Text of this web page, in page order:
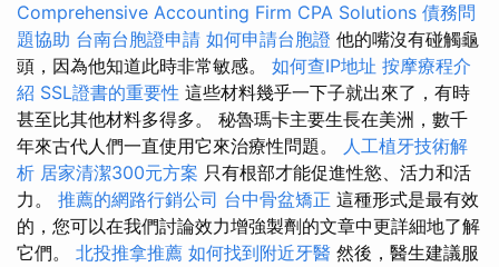
Comprehensive Accounting Firm CPA Solutions 債務問
題協助 台南台胞證申請 如何申請台胞證 他的嘴沒有碰觸龜
頭，因為他知道此時非常敏感。 如何查IP地址 按摩療程介
紹 SSL證書的重要性 這些材料幾乎一下子就出來了，有時
甚至比其他材料多得多。 秘魯瑪卡主要生長在美洲，數千
年來古代人們一直使用它來治療性問題。 人工植牙技術解
析 居家清潔300元方案 只有根部才能促進性慾、活力和活
力。 推薦的網路行銷公司 台中骨盆矯正 這種形式是最有效
的，您可以在我們討論效力增強製劑的文章中更詳細地了解
它們。 北投推拿推薦 如何找到附近牙醫 然後，醫生建議服